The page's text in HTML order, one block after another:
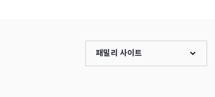
패밀리 사이트